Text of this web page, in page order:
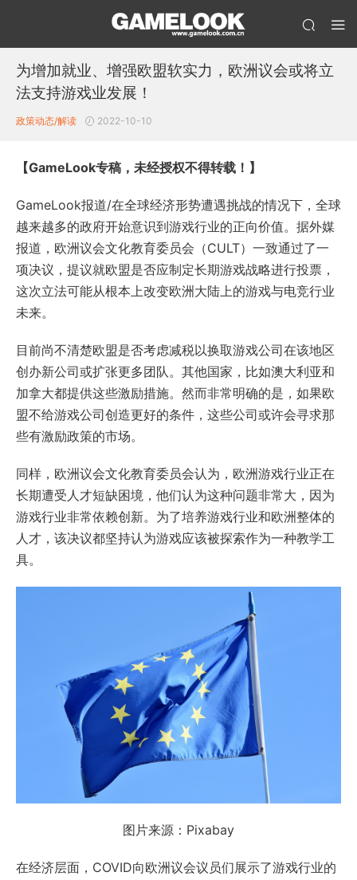
为增加就业、增强欧盟软实力，欧洲议会或将立
法支持游戏业发展！
政策动态/解读 2022-10-10
【GameLook专稿，未经授权不得转载！】
GameLook报道/在全球经济形势遭遇挑战的情况下，全球
越来越多的政府开始意识到游戏行业的正向价值。据外媒
报道，欧洲议会文化教育委员会（CULT）一致通过了一
项决议，提议就欧盟是否应制定长期游戏战略进行投票，
这次立法可能从根本上改变欧洲大陆上的游戏与电竞行业
未来。
目前尚不清楚欧盟是否考虑减税以换取游戏公司在该地区
创办新公司或扩张更多团队。其他国家，比如澳大利亚和
加拿大都提供这些激励措施。然而非常明确的是，如果欧
盟不给游戏公司创造更好的条件，这些公司或许会寻求那
些有激励政策的市场。
同样，欧洲议会文化教育委员会认为，欧洲游戏行业正在
长期遭受人才短缺困境，他们认为这种问题非常大，因为
游戏行业非常依赖创新。为了培养游戏行业和欧洲整体的
人才，该决议都坚持认为游戏应该被探索作为一种教学工
具。
图片来源：Pixabay
在经济层面，COVID向欧洲议会议员们展示了游戏行业的